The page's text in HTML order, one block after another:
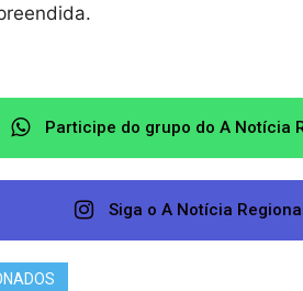
Participe do grupo do A Notícia
Siga o A Notícia